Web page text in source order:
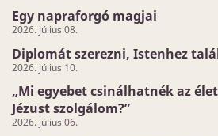
Egy napraforgó magjai
2026. július 08.
Diplomát szerezni, Istenhez
2026. július 10.
„Mi egyebet csinálhatnék az
Jézust szolgálom?”
2026. július 06.